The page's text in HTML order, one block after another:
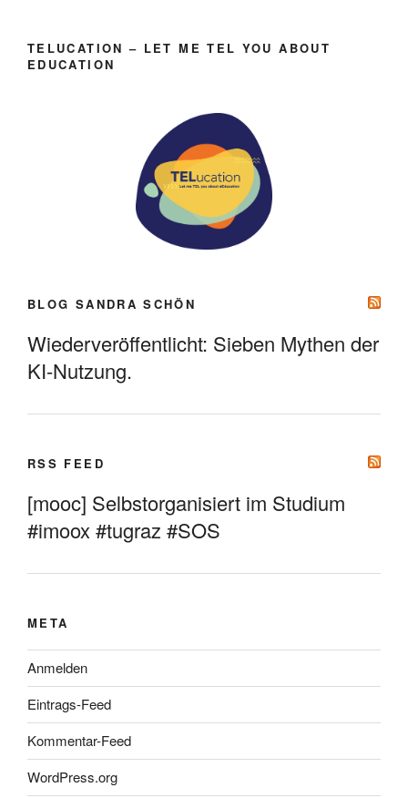
TELUCATION – LET ME TEL YOU ABOUT
EDUCATION
BLOG SANDRA SCHÖN
Wiederveröffentlicht: Sieben Mythen der
KI-Nutzung.
RSS FEED
[mooc] Selbstorganisiert im Studium
#imoox #tugraz #SOS
META
Anmelden
Eintrags-Feed
Kommentar-Feed
WordPress.org